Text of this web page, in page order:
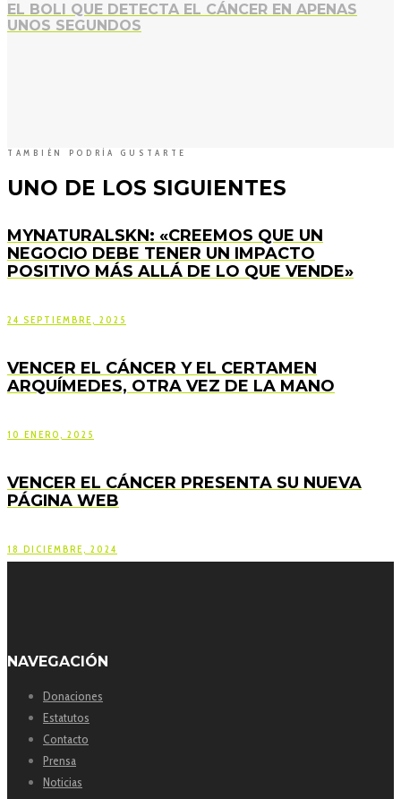
EL BOLI QUE DETECTA EL CÁNCER EN APENAS
UNOS SEGUNDOS
TAMBIÉN PODRÍA GUSTARTE
UNO DE LOS SIGUIENTES
MYNATURALSKN: «CREEMOS QUE UN
NEGOCIO DEBE TENER UN IMPACTO
POSITIVO MÁS ALLÁ DE LO QUE VENDE»
24 SEPTIEMBRE, 2025
VENCER EL CÁNCER Y EL CERTAMEN
ARQUÍMEDES, OTRA VEZ DE LA MANO
10 ENERO, 2025
VENCER EL CÁNCER PRESENTA SU NUEVA
PÁGINA WEB
18 DICIEMBRE, 2024
NAVEGACIÓN
Donaciones
Estatutos
Contacto
Prensa
Noticias